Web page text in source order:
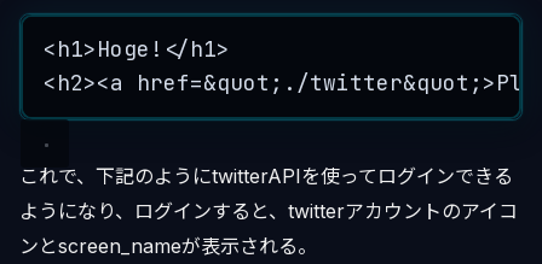
<h1>Hoge! </h1>
<h2><a href=&quot;./
これで、下記のようにtwitterAPIを使ってログインできる
ようになり、ログインすると、twitterアカウントのアイコ
ンとscreen_nameが表示される。